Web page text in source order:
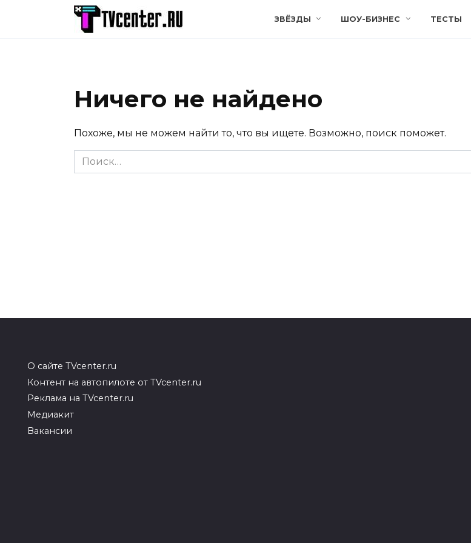
ЗВЁЗДЫ ШОУ-БИЗНЕС ТЕСТЫ
Ничего не найдено
Похоже, мы не можем найти то, что вы ищете. Возможно, поиск поможет.
Search
for:
О сайте TVcenter.ru
Контент на автопилоте от TVcenter.ru
Реклама на TVcenter.ru
Медиакит
Вакансии